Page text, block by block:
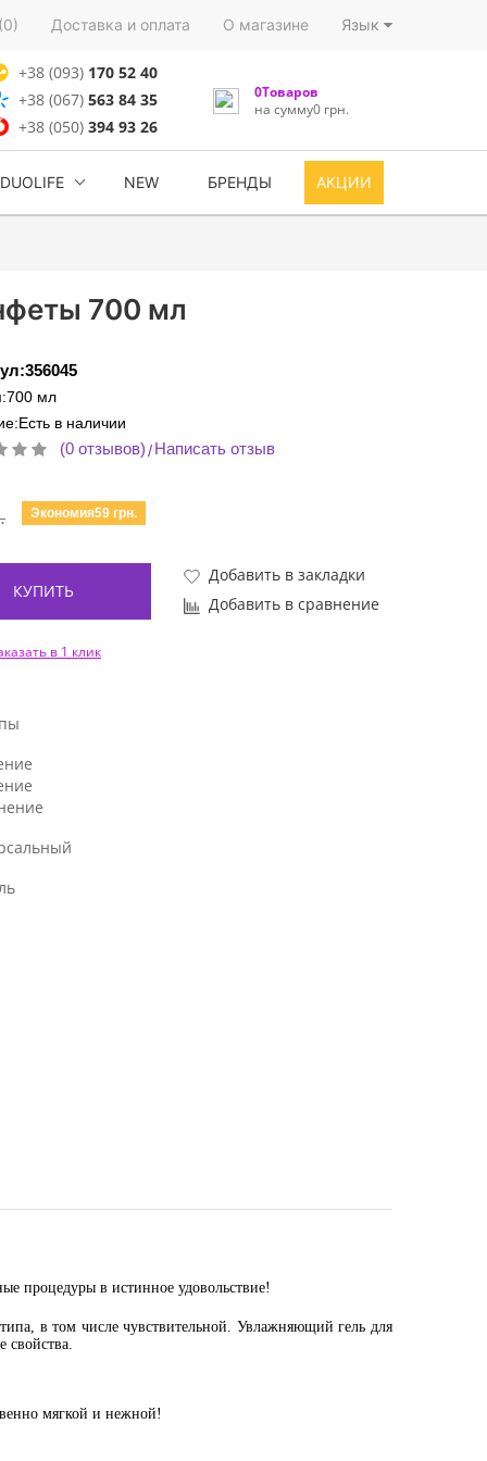
Доставка и оплата О магазине Язык
+38 (093) 170 52 40
+38 (067) 563 84 35
+38 (050)394 93 26
0Товаров
на сумму0 грн.
DUOLIFE NEW БРЕНДЫ АКЦИИ
700 мл
мл
в наличии
(0 отзывов)/Написать отзыв
Экономия59 грн.
КУПИТЬ
Добавить в закладки
Добавить в сравнение
в 1 клик
процедуры в истинное удовольствие!
в том числе чувствительной. Увлажняющий гель для
свойства.
мягкой и нежной!